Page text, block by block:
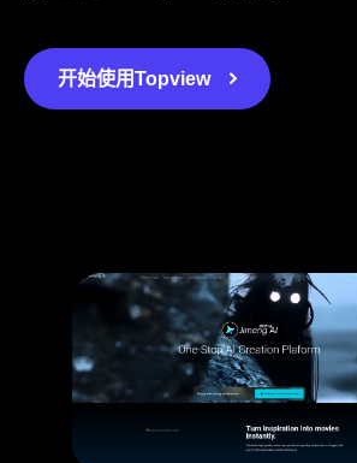
开始使用Topview